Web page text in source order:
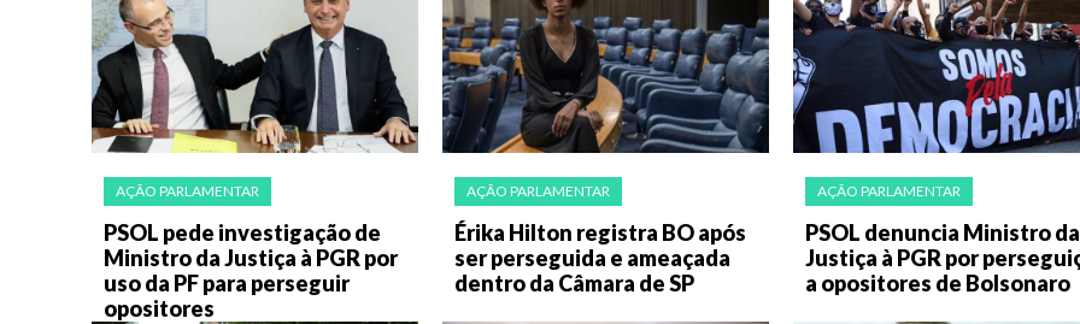
AÇÃO PARLAMENTAR
PSOL pede investigação de
Ministro da Justiça à PGR por
uso da PF para perseguir
opositores
AÇÃO PARLAMENTAR
Érika Hilton registra BO após
ser perseguida e ameaçada
dentro da Câmara de SP
AÇÃO PARLAMENTAR
PSOL denuncia Ministro da
Justiça à PGR por
a opositores de Bolsonaro